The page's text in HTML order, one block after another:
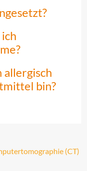
allergisch
bin?
(CT)